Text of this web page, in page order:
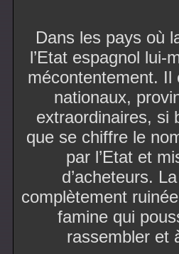
Dans les pays où
l’Etat espagnol lui-
mécontentement. Il
nationaux,
extraordinaires, si
que se chiffre le
par l’Etat et
d’acheteurs.
complètement
famine qui
rassembler et